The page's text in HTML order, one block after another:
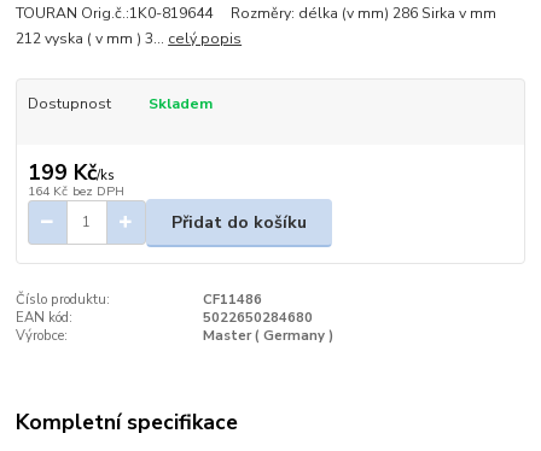
TOURAN Orig.č.:1K0-819644 Rozměry: délka (v mm) 286 Sirka v mm
212 vyska ( v mm ) 3... celý popis
Dostupnost Skladem
199 Kč/ks
164 Kč bez DPH
Přidat do košíku
Číslo produktu:
CF11486
EAN kód:
5022650284680
Výrobce:
Master ( Germany )
Kompletní specifikace